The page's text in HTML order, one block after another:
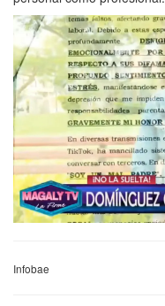
Infobae